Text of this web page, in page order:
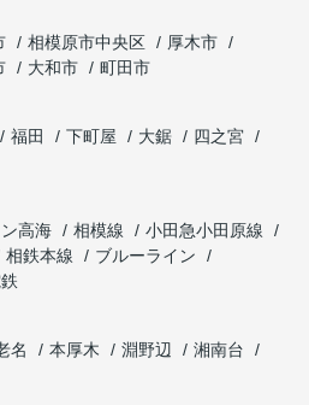
相模原市中央区
厚木市
大和市
町田市
福田 下町屋 大鋸
四之宮
高海 相模線
小田急小田原線
相鉄本線
ブルーライン
名 本厚木 淵野辺
湘南台